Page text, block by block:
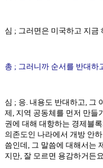
심 ; 그러면은 미국하고 지금
총 ; 그러니까 순서를 반대하
심 ; 응. 내용도 반대하고, 그
제, 지역 공동체를 먼저 만들
권에 대해 대항하는 경제블
의존도인 나라에서 개방 안
씀인데, 그 말씀에 대해서는
지만, 잘 모르면 용감하거든요.